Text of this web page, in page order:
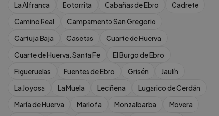
La Alfranca
Botorrita Cabañas de Ebro
Cadrete
Camino Real
Campamento San Gregorio
Cartuja Baja
Casetas
Cuarte de Huerva
Cuarte de Huerva, Santa Fe
El Burgo de Ebro
Figueruelas
Fuentes de Ebro Grisén
Jaulín
La Joyosa
La Muela Leciñena
Lugarico de Cerdán
María de Huerva
Marlofa Monzalbarba
Movera